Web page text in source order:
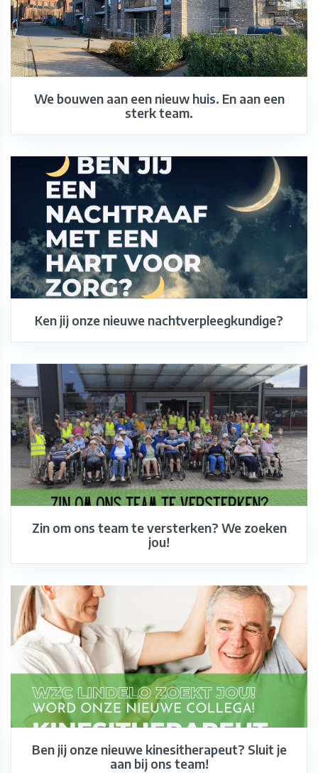
We bouwen aan een nieuw huis. En aan een
sterk team.
Ken jij onze nieuwe nachtverpleegkundige?
Zin om ons team te versterken? We zoeken
jou!
Ben jij onze nieuwe kinesitherapeut? Sluit je
aan bij ons team!